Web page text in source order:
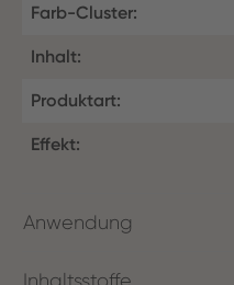
Farb-Cluster:
Inhalt:
Produktart:
Effekt:
Anwendung
Inhaltsstoffe